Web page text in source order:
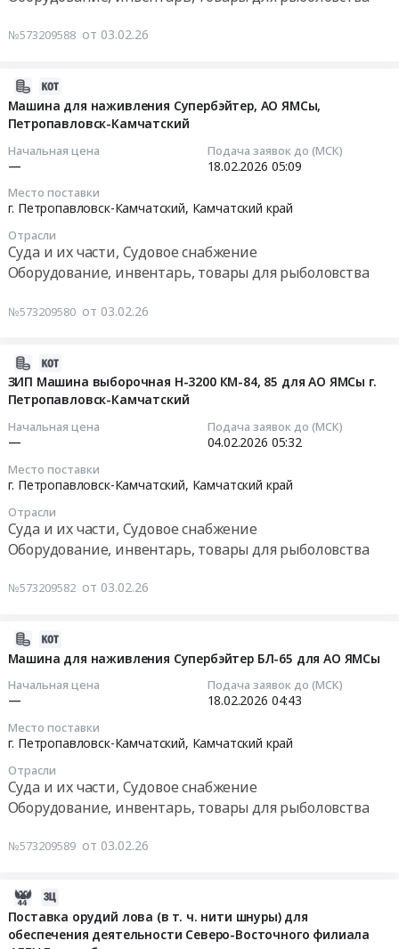
87
№573209588 от 03.02.26
85,
85,
85,
Машина для наживления Супербэйтер, АО ЯМСы,
Петропавловск-Камчатский
Начальная цена
—
Подача заявок до (МСК)
18.02.2026 05:09
Место поставки
г. Петропавловск-Камчатский, Камчатский край
Отрасли
Суда и их части, Судовое снабжение
Оборудование, инвентарь, товары для рыболовства
№573209580 от 03.02.26
ЗИП Машина выборочная H-3200 КМ-84, 85 для АО ЯМСы г.
Петропавловск-Камчатский
Начальная цена
—
Подача заявок до (МСК)
04.02.2026 05:32
Место поставки
г. Петропавловск-Камчатский, Камчатский край
Отрасли
Суда и их части, Судовое снабжение
Оборудование, инвентарь, товары для рыболовства
№573209582 от 03.02.26
84,85
Машина для наживления Супербэйтер БЛ-65 для АО ЯМСы
Начальная цена
—
Подача заявок до (МСК)
18.02.2026 04:43
Место поставки
г. Петропавловск-Камчатский, Камчатский край
Отрасли
Суда и их части, Судовое снабжение
Оборудование, инвентарь, товары для рыболовства
№573209589 от 03.02.26
65
Поставка орудий лова (в т. ч. нити шнуры) для
обеспечения деятельности Северо-Восточного филиала